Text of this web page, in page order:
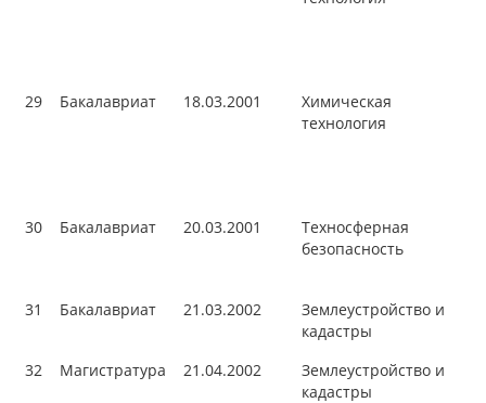
29 Бакалавриат 18.03.2001
Химическая
технология
30 Бакалавриат 20.03.2001
Техносферная
безопасность
31 Бакалавриат 21.03.2002
Землеустройство и
кадастры
32
Магистратура 21.04.2002
Землеустройство и
кадастры